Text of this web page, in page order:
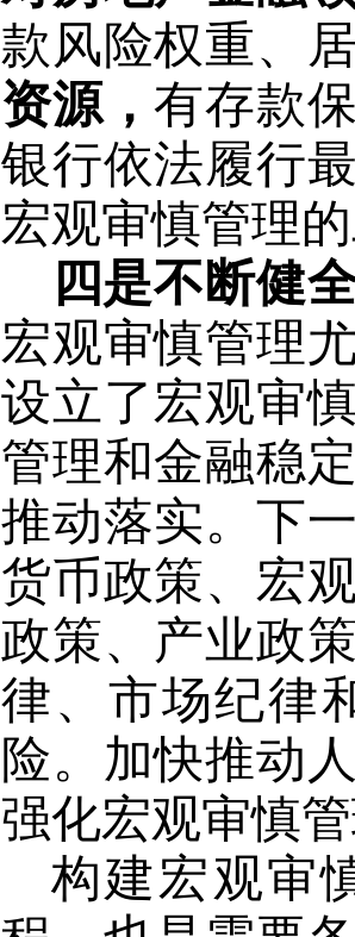
款风险权重、
资源，有存款
银行依法履行
宏观审慎管理
四是不断健
宏观审慎管理
设立了宏观审
管理和金融稳
推动落实。下
货币政策、宏
政策、产业政
律、市场纪律
险。加快推动
强化宏观审慎
构建宏观审